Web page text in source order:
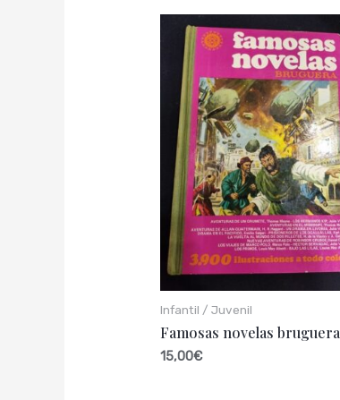
Infantil / Juvenil
Famosas novelas bruguera
15,00€